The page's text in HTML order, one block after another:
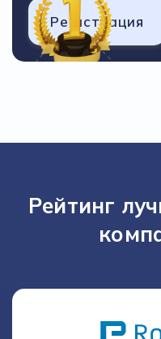
Регистрация
Рейтинг